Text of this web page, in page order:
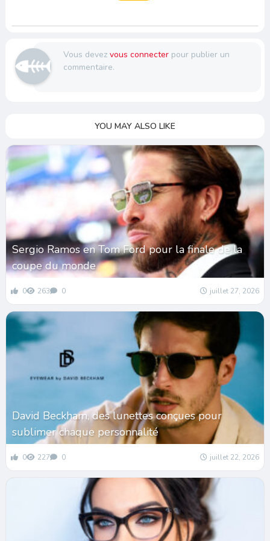
Vous devez vous connecterpour publier un
commentaire.
YOU MAY ALSO LIKE
Sergio Ramos en Tom Ford pour la finale de la
coupe du monde
0 263 0 juillet 27, 2026
David Beckham, des lunettes conçues pour
sublimer chaque personnalité
0 227 0 juillet 22, 2026